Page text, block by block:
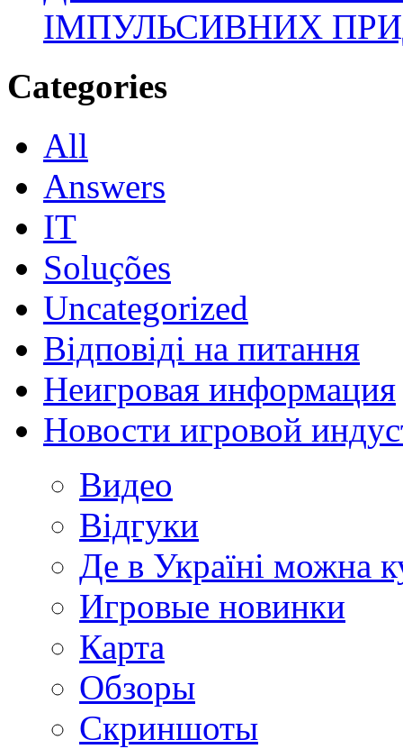
ІМПУЛЬСИВНИХ
Categories
All
Answers
IT
Soluções
Uncategorized
Відповіді на питання
Неигровая информация
Новости игровой
Видео
Відгуки
Де в Україні можна
Игровые новинки
Карта
Обзоры
Скриншоты